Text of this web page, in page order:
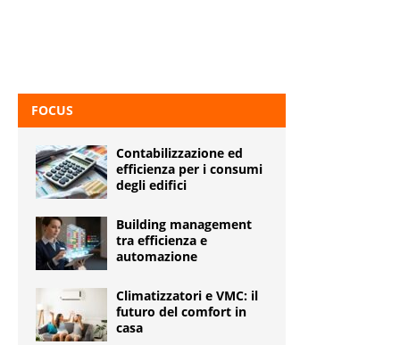
FOCUS
Contabilizzazione ed
efficienza per i consumi
degli edifici
Building management
tra efficienza e
automazione
Climatizzatori e VMC: il
futuro del comfort in
casa